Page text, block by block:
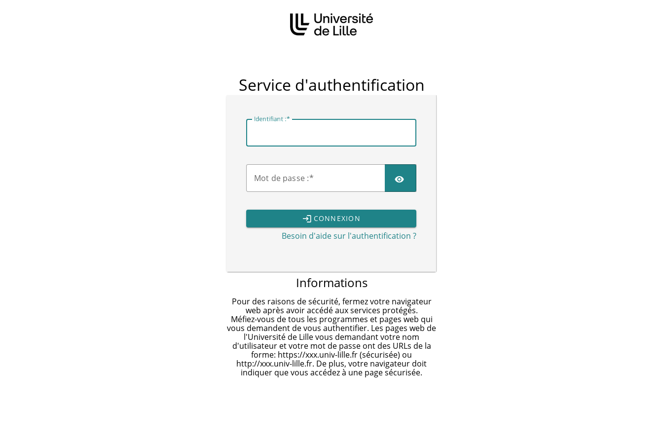
CAS
Service d'authentification
Identifiant :
Mot de passe :
CONNEXION
Besoin d'aide sur l'authentification ?
Informations
Pour des raisons de sécurité, fermez votre navigateur
web après avoir accédé aux services protégés.
Méfiez-vous de tous les programmes et pages web qui
vous demandent de vous authentifier. Les pages web de
l'Université de Lille vous demandant votre nom
d'utilisateur et votre mot de passe ont des URLs de la
forme: https://xxx.univ-lille.fr (sécurisée) ou
http://xxx.univ-lille.fr. De plus, votre navigateur doit
indiquer que vous accédez à une page sécurisée.